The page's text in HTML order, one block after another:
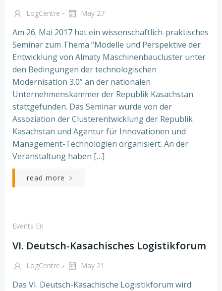
LogCentre - May 27
Am 26. Mai 2017 hat ein wissenschaftlich-praktisches
Seminar zum Thema “Modelle und Perspektive der
Entwicklung von Almaty Maschinenbaucluster unter
den Bedingungen der technologischen
Modernisation 3.0” an der nationalen
Unternehmenskammer der Republik Kasachstan
stattgefunden. Das Seminar wurde von der
Assoziation der Clusterentwicklung der Republik
Kasachstan und Agentur für Innovationen und
Management-Technologien organisiert. An der
Veranstaltung haben […]
read more
Events En
VI. Deutsch-Kasachisches Logistikforum
LogCentre - May 21
Das VI. Deutsch-Kasachische Logistikforum wird